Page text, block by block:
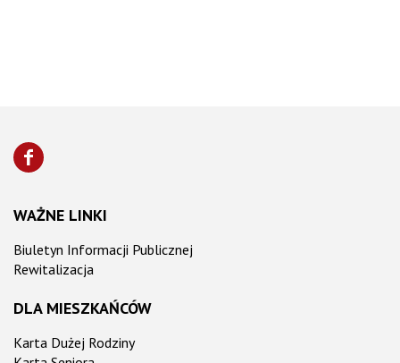
WAŻNE LINKI
Biuletyn Informacji Publicznej
Rewitalizacja
DLA MIESZKAŃCÓW
Karta Dużej Rodziny